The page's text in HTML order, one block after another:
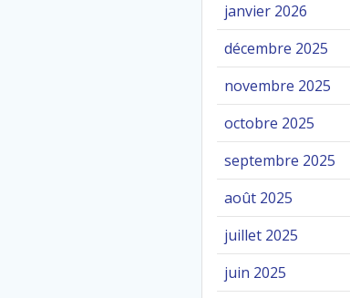
janvier 2026
décembre 2025
novembre 2025
octobre 2025
septembre 2025
août 2025
juillet 2025
juin 2025